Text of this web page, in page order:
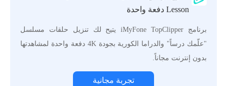
Lesson دفعة واحدة
برنامج iMyFone TopClipper يتيح لك تنزيل حلقات مسلسل
"علّمك درساً" والدراما الكورية بجودة 4K دفعة واحدة لمشاهدتها
بدون إنترنت مجاناً.
تجربة مجانية